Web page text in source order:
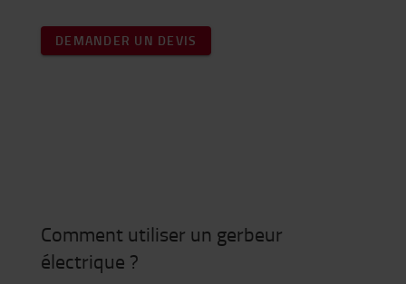
DEMANDER UN DEVIS
Comment utiliser un gerbeur
électrique ?